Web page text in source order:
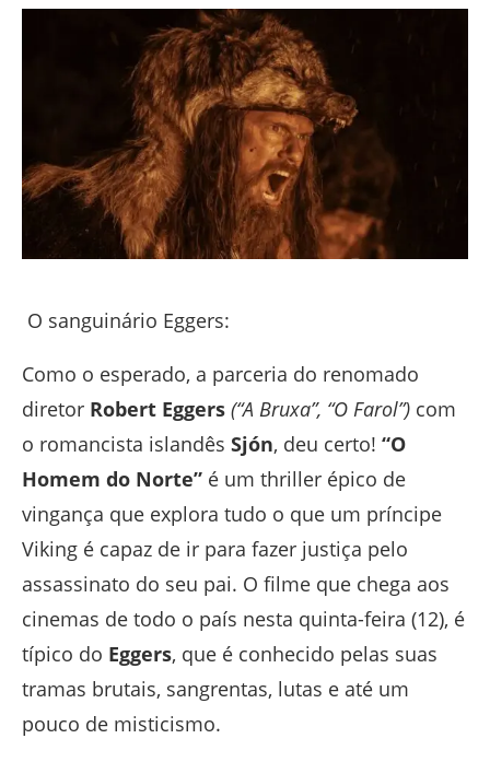
O sanguinário Eggers:
Como o esperado, a parceria do renomado
diretor Robert Eggers (“A Bruxa”, “O Farol”) com
o romancista islandês Sjón, deu certo! “O
Homem do Norte” é um thriller épico de
vingança que explora tudo o que um príncipe
Viking é capaz de ir para fazer justiça pelo
assassinato do seu pai. O filme que chega aos
cinemas de todo o país nesta quinta-feira (12), é
típico do Eggers, que é conhecido pelas suas
tramas brutais, sangrentas, lutas e até um
pouco de misticismo.